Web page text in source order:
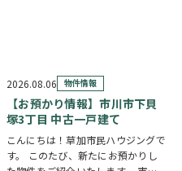
2026.08.06 物件情報
【お預かり情報】市川市下貝
塚3丁目 中古一戸建て
こんにちは！草加市民ハウジングで
す。 このたび、新たにお預かりし